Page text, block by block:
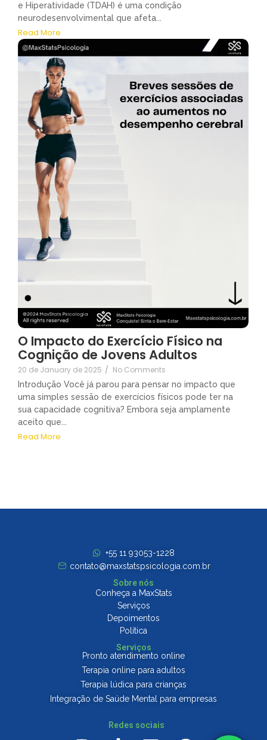
e Hiperatividade (TDAH) é uma condição
neurodesenvolvimental que afeta...
Read More
O Impacto do Exercício Físico na
Cognição de Jovens Adultos
20 de January de 2025 / No Comments
Introdução Você já parou para pensar no impacto que
uma simples sessão de exercícios físicos pode ter na
sua capacidade cognitiva? Embora seja amplamente
aceito que...
Read More
+55 11 93053-1228
contato@maxstatspsicologia.com.br
Sobre nós
Conheça a MaxStats
Serviços
Depoimentos
Política
Serviços
Pronto atendimento online
Terapia online para adultos
Terapia lúdica para crianças
Integração de Saúde Mental para empresas
Redes sociais